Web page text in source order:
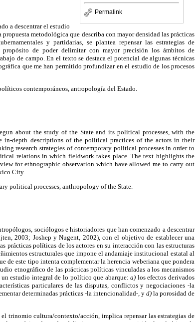
Permalink
a descentrar el estudio
metodológica que describa con mayor densidad las prácticas
y partidarias, se plantea repensar las estrategias de
de poder delimitar con mayor precisión los ámbitos de
de campo. En el texto se destaca el potencial de algunas técnicas
que me han permitido profundizar en el estudio de los procesos
contemporáneos, antropología del Estado.
about the study of the State and its political processes, with the
in-depth descriptions of the political practices of the actors in their
research strategies of contemporary political processes in order to
relations in which fieldwork takes place. The text highlights the
for ethnographic observation which have allowed me to carry out
City.
political processes, anthropology of the State.
sociólogos e historiadores que han comenzado a descentrar
2003; Joshep y Nugent, 2002), con el objetivo de establecer una
prácticas políticas de los actores en su interacción con las estructuras
estructurales que impone el andamiaje institucional estatal al
de este tipo intenta complementar la herencia weberiana que pondera
etnográfico de las prácticas políticas vinculadas a los mecanismos
un estudio integral de lo político que abarque:a) los efectos derivados
particulares de las disputas, conflictos y negociaciones -la
determinadas prácticas -la intencionalidad-, yd)la porosidad de
trinomio cultura/contexto/acción, implica repensar las estrategias de